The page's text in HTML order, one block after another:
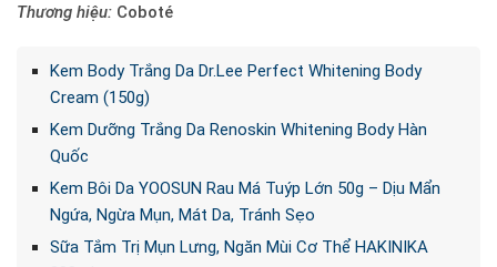
Thương hiệu: Coboté
Kem Body Trắng Da Dr.Lee Perfect Whitening Body
Cream (150g)
Kem Dưỡng Trắng Da Renoskin Whitening Body Hàn
Quốc
Kem Bôi Da YOOSUN Rau Má Tuýp Lớn 50g – Dịu Mẩn
Ngứa, Ngừa Mụn, Mát Da, Tránh Sẹo
Sữa Tắm Trị Mụn Lưng, Ngăn Mùi Cơ Thể HAKINIKA